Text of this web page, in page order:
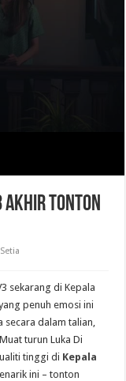
Akhir Tonton
sekarang di Kepala
penuh emosi ini
secara dalam talian,
turun Luka Di
tinggi di Kepala
ini – tonton